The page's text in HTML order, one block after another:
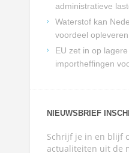
administratieve
Waterstof kan
voordeel opleveren
EU zet in op
importheffingen
NIEUWSBRIEF
Schrijf je in en blijf
actualiteiten uit de